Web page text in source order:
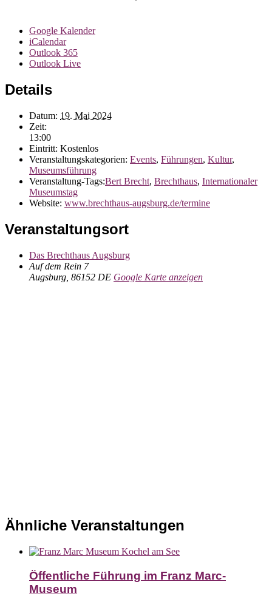
Google Kalender
iCalendar
Outlook 365
Outlook Live
Details
Datum: 19. Mai 2024
Zeit:
13:00
Eintritt: Kostenlos
Veranstaltungskategorien: Events, Führungen, Kultur,
Museumsführung
Veranstaltung-Tags:Bert Brecht, Brechthaus, Internationaler
Museumstag
Website: www.brechthaus-augsburg.de/termine
Veranstaltungsort
Das Brechthaus Augsburg
Auf dem Rein 7
Augsburg 86152 DE Google Karte anzeigen
Ähnliche Veranstaltungen
Öffentliche Führung im Franz Marc-
Museum